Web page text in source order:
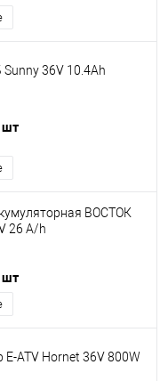
36V 10.4Ah
ВОСТОК
26 A/h
E-ATV Hornet 36V 800W